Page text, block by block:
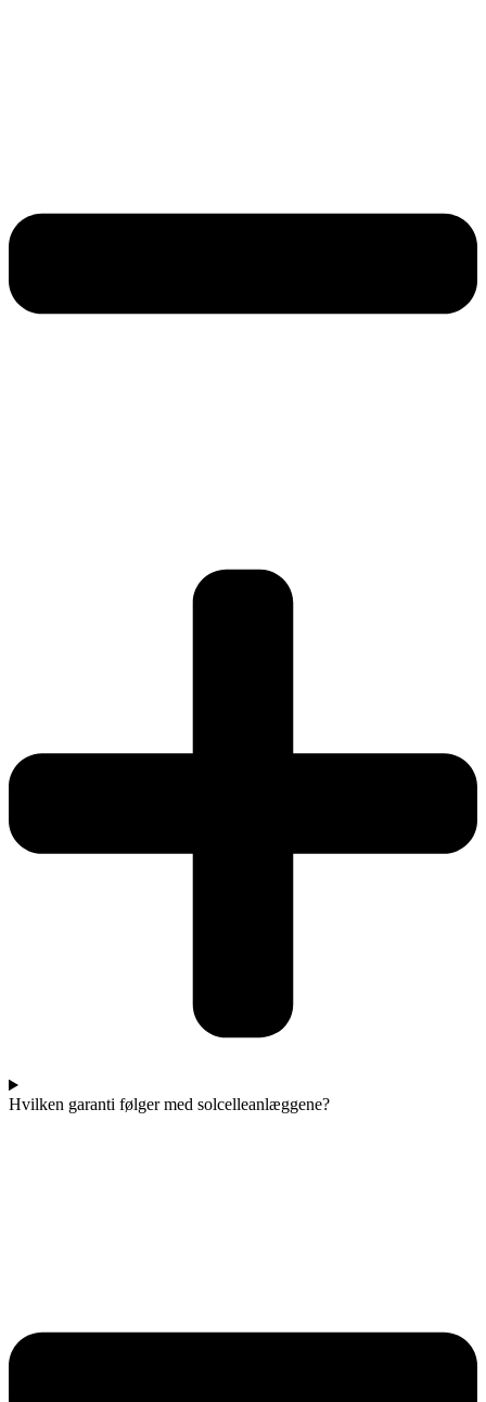
Hvilken garanti følger med solcelleanlæggene?